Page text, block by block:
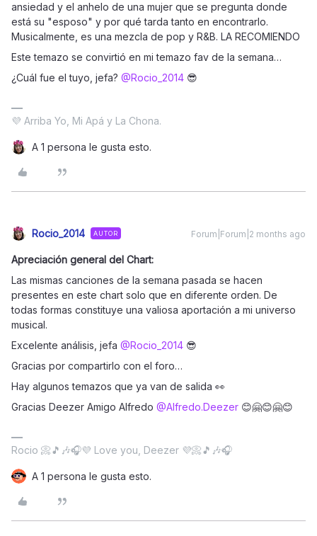
ansiedad y el anhelo de una mujer que se pregunta donde
está su "esposo" y por qué tarda tanto en encontrarlo.
Musicalmente, es una mezcla de pop y R&B. LA RECOMIENDO
Este temazo se convirtió en mi temazo fav de la semana…
¿Cuál fue el tuyo, jefa? ​ @Rocio_2014 😎
💜 Arriba Yo, Mi Apá y La Chona.
A 1 persona le gusta esto.
Rocio_2014 AUTOR Forum|Forum|2 months ago
Apreciación general del Chart:
Las mismas canciones de la semana pasada se hacen
presentes en este chart solo que en diferente orden. De
todas formas constituye una valiosa aportación a mi universo
musical.
Excelente análisis, jefa ​ @Rocio_2014 😎
Gracias por compartirlo con el foro…
Hay algunos temazos que ya van de salida 👀
Gracias Deezer Amigo Alfredo ​ @Alfredo.Deezer 😊🤗😊🤗😊
Rocio 📀🎵🎶🎧💜 Love you, Deezer 💜📀🎵🎶🎧
A 1 persona le gusta esto.